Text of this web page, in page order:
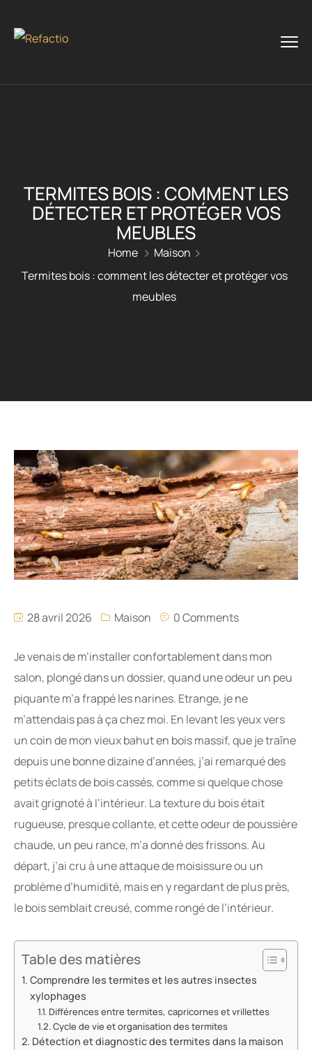
TERMITES BOIS : COMMENT LES
DÉTECTER ET PROTÉGER VOS
MEUBLES
Home
Maison
Termites bois : comment les détecter et protéger vos
meubles
28 avril 2026 Maison 0 Comments
Je venais de m’installer confortablement dans mon
salon, plongé dans un dossier, quand une odeur un peu
piquante m’a frappé les narines. Etrange, je ne
m’attendais pas à ça chez moi. En levant les yeux vers
un coin de mon vieux bahut en bois massif, que je traîne
depuis une bonne dizaine d’années, j’ai remarqué des
petits éclats de bois cassés, comme si quelque chose
avait grignoté à l’intérieur. La texture du bois était
rugueuse, presque collante, et cette odeur de poussière
chaude, un peu rance, m’a donné des frissons. Au
départ, j’ai cru à une attaque de moisissure ou un
problème d’humidité, mais en y regardant de plus près,
le bois semblait creusé, comme rongé de l’intérieur.
Table des matières
Comprendre les termites et les autres insectes
xylophages
Différences entre termites, capricornes et vrillettes
Cycle de vie et organisation des termites
Détection et diagnostic des termites dans la maison